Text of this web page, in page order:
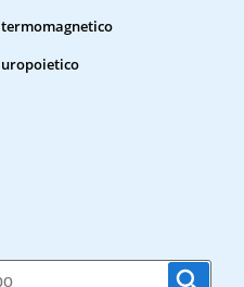
termomagnetico
uropoietico